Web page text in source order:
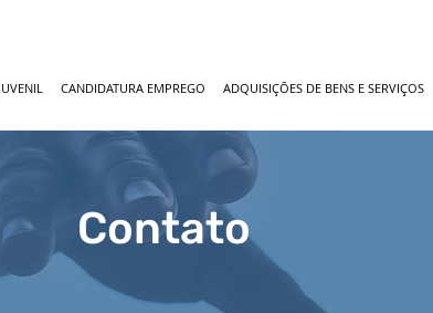
CANDIDATURA EMPREGO ADQUISIÇÕES DE BENS E SERVIÇOS
Contato